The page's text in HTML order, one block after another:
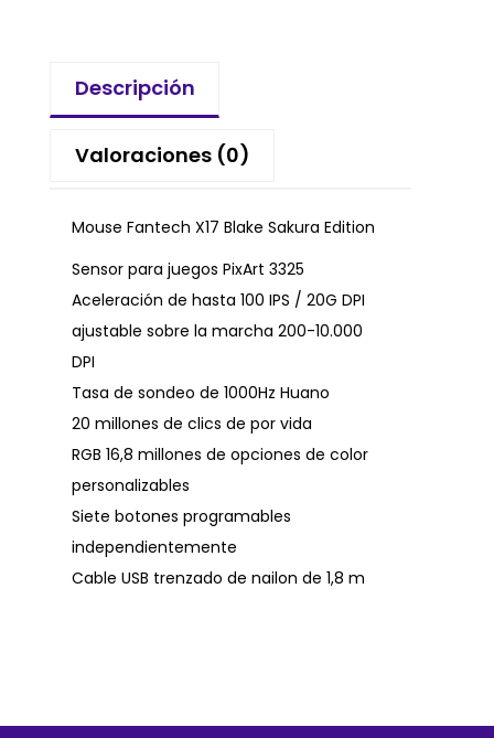
Descripción
Valoraciones (0)
Mouse Fantech X17 Blake Sakura Edition
Sensor para juegos PixArt 3325
Aceleración de hasta 100 IPS / 20G DPI
ajustable sobre la marcha 200-10.000
DPI
Tasa de sondeo de 1000Hz Huano
20 millones de clics de por vida
RGB 16,8 millones de opciones de color
personalizables
Siete botones programables
independientemente
Cable USB trenzado de nailon de 1,8 m